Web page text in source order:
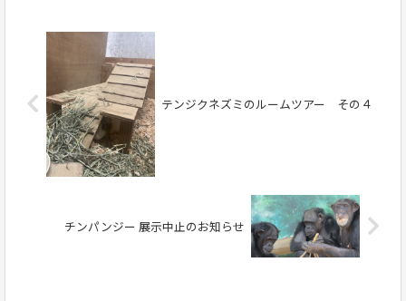
テンジクネズミのルームツアー その４
チンパンジー 展示中止のお知らせ